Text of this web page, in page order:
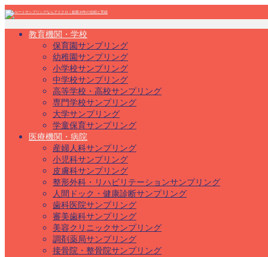
教育機関・学校
保育園サンプリング
幼稚園サンプリング
小学校サンプリング
中学校サンプリング
高等学校・高校サンプリング
専門学校サンプリング
大学サンプリング
学童保育サンプリング
医療機関・病院
産婦人科サンプリング
小児科サンプリング
皮膚科サンプリング
整形外科・リハビリテーションサンプリング
人間ドック・健康診断サンプリング
歯科医院サンプリング
審美歯科サンプリング
美容クリニックサンプリング
調剤薬局サンプリング
接骨院・整骨院サンプリング